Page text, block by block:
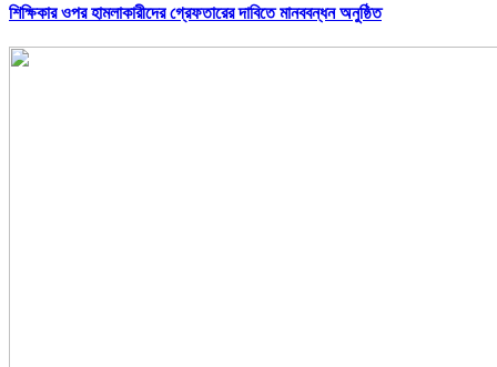
শিক্ষিকার ওপর হামলাকারীদের গ্রেফতারের দাবিতে মানববন্ধন অনুষ্ঠিত